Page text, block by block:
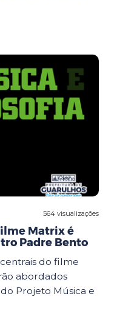
564 visualizações
Matrix é
Padre Bento
do filme
abordados
Projeto Música e